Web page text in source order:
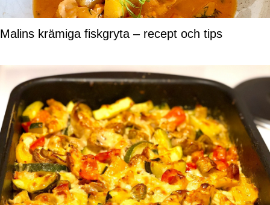
Malins krämiga fiskgryta – recept och tips